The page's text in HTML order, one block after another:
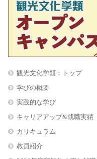
観光文化学類：トップ
学びの概要
実践的な学び
キャリアアップ&就職実績
カリキュラム
教員紹介